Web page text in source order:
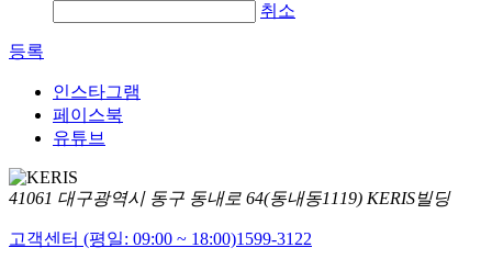
취소
등록
인스타그램
페이스북
유튜브
41061 대구광역시 동구 동내로 64(동내동1119) KERIS빌딩
고객센터 (평일: 09:00 ~ 18:00)1599-3122